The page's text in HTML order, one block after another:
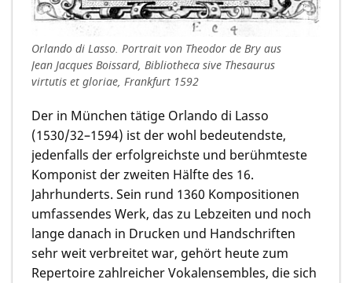
Orlando di Lasso. Portrait von Theodor de Bry aus
Jean Jacques Boissard, Bibliotheca sive Thesaurus
virtutis et gloriae, Frankfurt 1592
Der in München tätige Orlando di Lasso
(1530/32–1594) ist der wohl bedeutendste,
jedenfalls der erfolgreichste und berühmteste
Komponist der zweiten Hälfte des 16.
Jahrhunderts. Sein rund 1360 Kompositionen
umfassendes Werk, das zu Lebzeiten und noch
lange danach in Drucken und Handschriften
sehr weit verbreitet war, gehört heute zum
Repertoire zahlreicher Vokalensembles, die sich